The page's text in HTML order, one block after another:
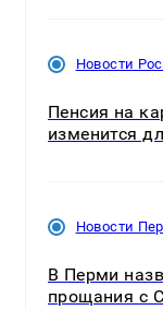
Новости
Пенсия на
изменится
Новости
В Перми
прощания с